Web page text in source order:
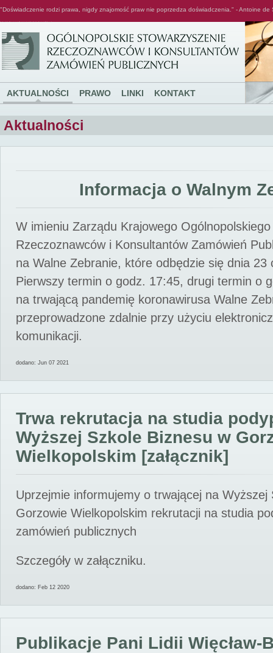
"Doświadczenie rodzi prawa, nigdy znajomość praw nie poprzedza doświadczenia." - Antoine de
AKTUALNOŚCI PRAWO LINKI KONTAKT
Aktualności
Informacja o Walnym
W imieniu Zarządu Krajowego
Rzeczoznawców i Konsultantów Zamówień
na Walne Zebranie, które odbędzie się dnia 23
Pierwszy termin o godz. 17:45, drugi termin o
na trwającą pandemię koronawirusa Walne
przeprowadzone zdalnie przy użyciu
komunikacji.
dodano: Jun 07 2021
Trwa rekrutacja na studia
Wyższej Szkole Biznesu w
Wielkopolskim [załącznik]
Uprzejmie informujemy o trwającej na Wyższej
Gorzowie Wielkopolskim rekrutacji na studia
zamówień publicznych
Szczegóły w załączniku.
dodano: Feb 12 2020
Publikacje Pani Lidii Więcław-